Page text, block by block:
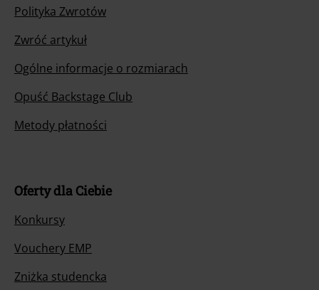
Polityka Zwrotów
Zwróć artykuł
Ogólne informacje o rozmiarach
Opuść Backstage Club
Metody płatności
Oferty dla Ciebie
Konkursy
Vouchery EMP
Zniżka studencka